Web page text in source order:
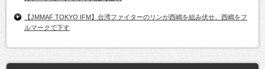
【JMMAF TOKYO IFM】台湾ファイターのリンが西嶋を組み伏せ、西嶋をフ
ルマークで下す